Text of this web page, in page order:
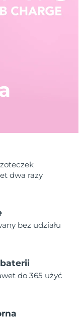
dwa razy
bez udziału
do 365 użyć